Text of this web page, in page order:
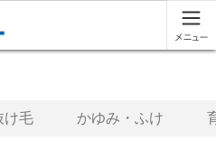
け毛 かゆみ・ふけ